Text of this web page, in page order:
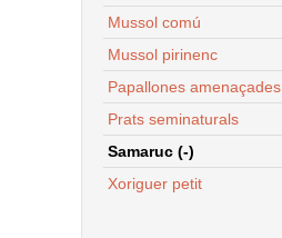
Mussol comú
Mussol pirinenc
Papallones amenaçades
Prats seminaturals
Samaruc (-)
Xoriguer petit